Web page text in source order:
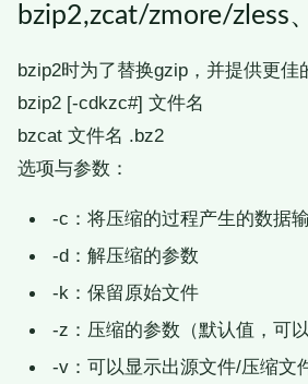
bzip2,zcat/zmore/zless
bzip2时为了替换gzip，并提供更佳
bzip2 [-cdkzc#] 文件名
bzcat 文件名 .bz2
选项与参数：
-c：将压缩的过程产生的数据
-d：解压缩的参数
-k：保留原始文件
-z：压缩的参数（默认值，可以
-v：可以显示出源文件/压缩文